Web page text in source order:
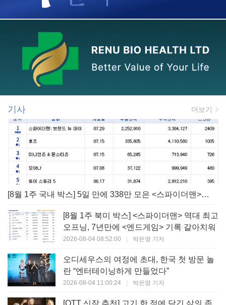
기사 더보기
[8월 1주 국내 박스] 5일 만에 338만 모은 <스파이더맨> 극장가 235% 대반등, <호프>는 400만 돌파
[8월 1주 북미 박스] <스파이더맨> 역대 최고
오프닝, 7년만에 <엔드게임> 기록 갈아치워
2026-08-04 08:52:00 | 박은영 기자
오디세우스의 여정에 초대, 한국 첫 방문 놀
란 “엔터테이닝하게 만들었다”
2026-08-04 11:00:24 | 박은영 기자
[OTT 신작 추천] 고기 한 점에 담긴 삶의 존